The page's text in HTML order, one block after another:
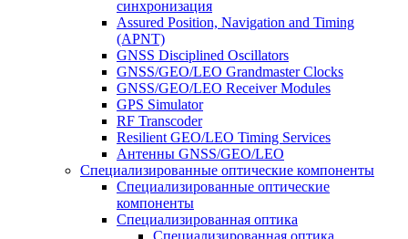
синхронизация
Assured Position, Navigation and Timing
(APNT)
GNSS Disciplined Oscillators
GNSS/GEO/LEO Grandmaster Clocks
GNSS/GEO/LEO Receiver Modules
GPS Simulator
RF Transcoder
Resilient GEO/LEO Timing Services
Антенны GNSS/GEO/LEO
Специализированные оптические компоненты
Специализированные оптические
компоненты
Специализированная оптика